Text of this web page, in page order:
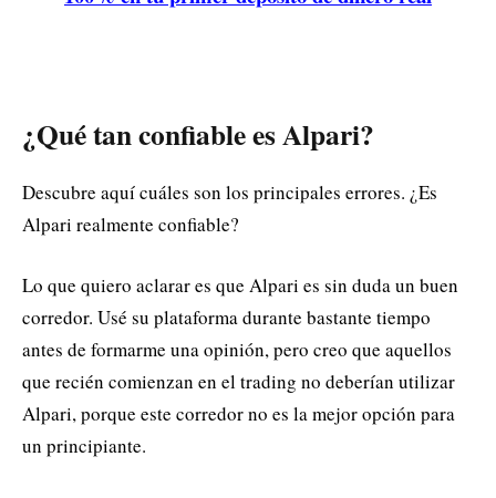
¿Qué tan confiable es Alpari?
Descubre aquí cuáles son los principales errores. ¿Es
Alpari realmente confiable?
Lo que quiero aclarar es que Alpari es sin duda un buen
corredor. Usé su plataforma durante bastante tiempo
antes de formarme una opinión, pero creo que aquellos
que recién comienzan en el trading no deberían utilizar
Alpari, porque este corredor no es la mejor opción para
un principiante.